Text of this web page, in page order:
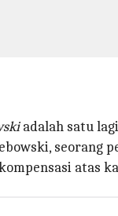
adalah satu
seorang